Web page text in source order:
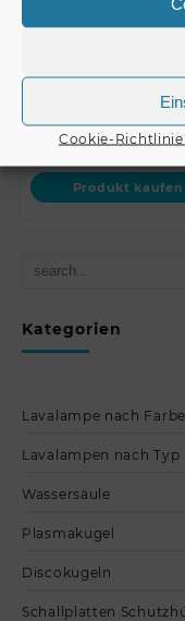
Cookie-Richtlinie
Kategorien
Lavalampe nach Farbe
Lavalampen nach Typ
Wassersäule
Plasmakugel
Discokugeln
Schallplatten
EUROLITE Set 4x
€1.149,00
Produkt kaufen